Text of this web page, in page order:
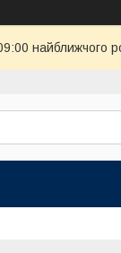
найближчого